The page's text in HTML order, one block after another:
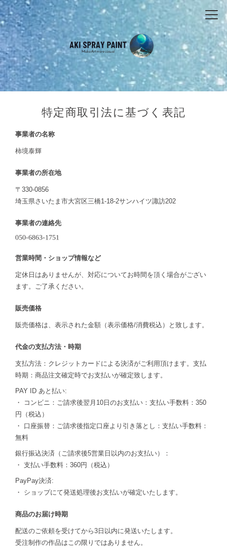
特定商取引法に基づく表記
事業者の名称
柿境泰輝
事業者の所在地
〒330-0856
埼玉県さいたま市大宮区三橋1-18-2サンハイツ諏訪202
事業者の連絡先
営業時間・ショップ情報など
定休日はありませんが、対応についてお時間を頂く場合がござい
ます。ご了承ください。
販売価格
販売価格は、表示された金額（表示価格/消費税込）と致します。
代金の支払方法・時期
支払方法：クレジットカードによる決済がご利用頂けます。支払
時期：商品注文確定時でお支払いが確定致します。
PAY ID あと払い:
・ コンビニ：ご請求後翌月10日のお支払い：支払い手数料：350
円（税込）
・ 口座振替：ご請求後指定口座より引き落とし：支払い手数料：
無料
銀行振込決済（ご請求後5営業日以内のお支払い）：
・ 支払い手数料：360円（税込）
PayPay決済:
・ ショップにて発送処理後お支払いが確定いたします。
商品のお届け時期
配送のご依頼を受けてから3日以内に発送いたします。
受注制作の作品はこの限りではありません。